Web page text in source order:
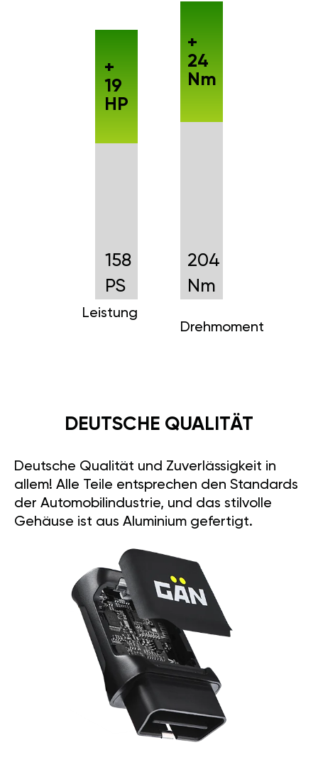
158
PS
Leistung
+
19
HP
204
Nm
Drehmoment
+
24
Nm
DEUTSCHE QUALITÄT
Deutsche Qualität und Zuverlässigkeit in
allem! Alle Teile entsprechen den Standards
der Automobilindustrie, und das stilvolle
Gehäuse ist aus Aluminium gefertigt.